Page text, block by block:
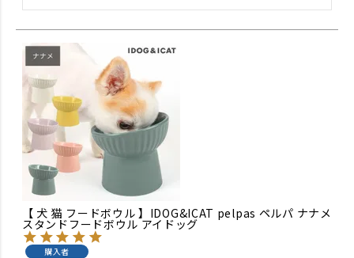
【 犬 猫 フードボウル 】IDOG&ICAT pelpas ペルパ ナナメ
スタンドフードボウル アイドッグ
購入者